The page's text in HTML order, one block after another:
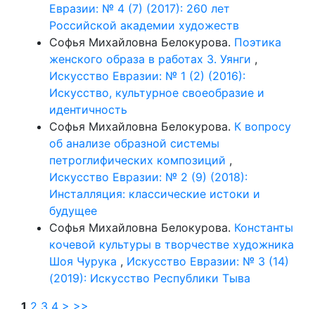
Евразии: № 4 (7) (2017): 260 лет
Российской академии художеств
Софья Михайловна Белокурова. Поэтика
женского образа в работах З. Уянги ,
Искусство Евразии: № 1 (2) (2016):
Искусство, культурное своеобразие и
идентичность
Софья Михайловна Белокурова. К вопросу
об анализе образной системы
петроглифических композиций ,
Искусство Евразии: № 2 (9) (2018):
Инсталляция: классические истоки и
будущее
Софья Михайловна Белокурова. Константы
кочевой культуры в творчестве художника
Шоя Чурука , Искусство Евразии: № 3 (14)
(2019): Искусство Республики Тыва